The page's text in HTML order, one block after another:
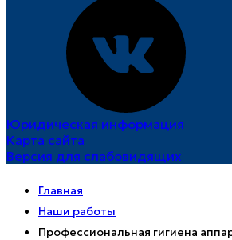
Юридическая информация
Карта сайта
Версия для слабовидящих
Главная
Наши работы
Профессиональная гигиена